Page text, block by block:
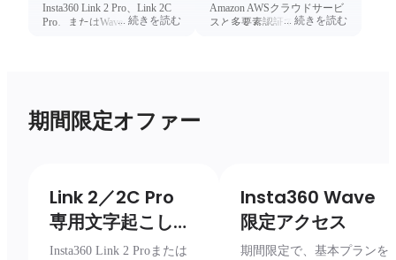
Insta360 Link 2 Pro、Link 2C
Pro、またはWaveを購入する
続きを読む
Amazon AWSクラウドサービ
スと多要素認証でプライバシ
... 続きを読む
期間限定オファー
Link 2／2C Pro
専用文字起こし特
典パック
Insta360 Link 2 Proまたは
Insta360 Wave
限定アクセス
期間限定で、基本プランを